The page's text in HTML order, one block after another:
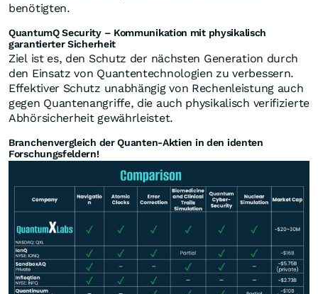
benötigten.
QuantumQ Security – Kommunikation mit physikalisch
garantierter Sicherheit
Ziel ist es, den Schutz der nächsten Generation durch
den Einsatz von Quantentechnologien zu verbessern.
Effektiver Schutz unabhängig von Rechenleistung auch
gegen Quantenangriffe, die auch physikalisch verifizierte
Abhörsicherheit gewährleistet.
Branchenvergleich der Quanten-Aktien in den identen
Forschungsfeldern!